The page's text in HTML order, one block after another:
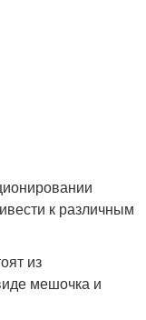
к различным
из
мешочка и